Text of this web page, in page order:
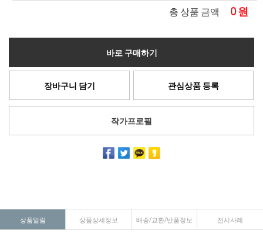
총 상품 금액 0원
바로 구매하기
장바구니 담기 관심상품 등록
작가프로필
상품알림 상품상세정보 배송/교환/반품정보 전시사례